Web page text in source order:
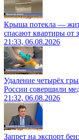
Крыша потекла —
спасают квартиры от
21:33, 06.08.2026
Удаление четырёх
России совершили
21:32, 06.08.2026
Запрет на экспорт